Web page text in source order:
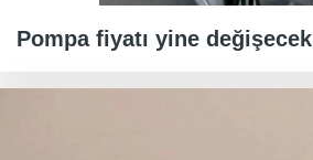
Pompa fiyatı yine değişecek